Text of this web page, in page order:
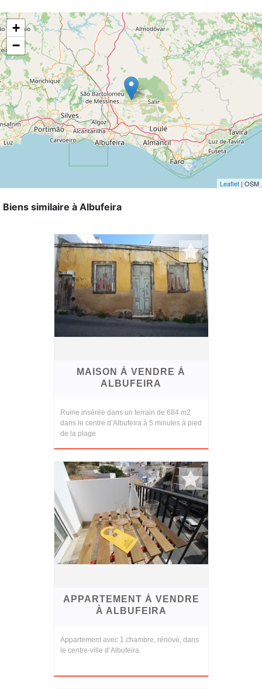
+
−
Leaflet | OSM
Biens similaire à Albufeira
MAISON À VENDRE À
ALBUFEIRA
Ruine insérée dans un terrain de 684 m2
dans le centre d’Albufeira à 5 minutes à pied
de la plage
APPARTEMENT À VENDRE
À ALBUFEIRA
Appartement avec 1 chambre, rénové, dans
le centre-ville d’Albufeira.